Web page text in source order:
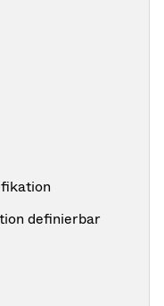
definierbar